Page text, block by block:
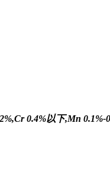
0.4%以下,Mn 0.1%-